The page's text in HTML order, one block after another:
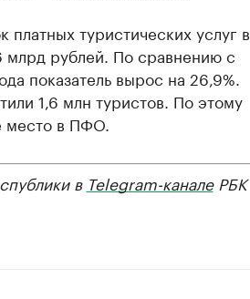
туристических услуг в
млрд рублей. По сравнению с
показатель вырос на 26,9%.
1,6 млн туристов. По этому
место в ПФО.
в Telegram-каналеРБК